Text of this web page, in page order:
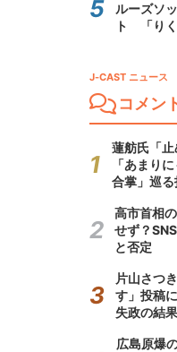
ルーズソ
ト 「り
J-CAST ニュース
コメン
蓮舫氏「止
「あまり
合掌」巡
高市首相
せず？
と否定
片山さつ
す」投稿
失政の結
広島原爆